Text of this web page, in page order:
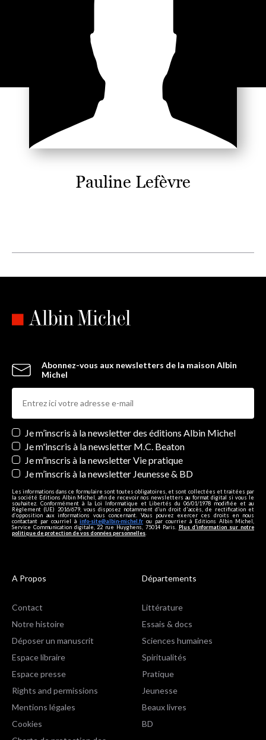
Pauline Lefèvre
Abonnez-vous aux newsletters de la maison Albin
Michel
Newsletters
Je m’inscris à la newsletter des éditions Albin Michel
Je m'inscris à la newsletter M.C. Beaton
Je m’inscris à la newsletter Vie pratique
Je m’inscris à la newsletter Jeunesse & BD
Les informations dans ce formulaire sont toutes obligatoires, et sont collectées et traitées par
la société Editions Albin Michel, afin de recevoir nos newsletters au format digital si vous le
souhaitez. Conformément à la Loi Informatique et Libertés du 06/01/1978 modifiée et au
Règlement (UE) 2016/679, vous disposez notamment d'un droit d'accès, de rectification et
d’opposition aux informations vous concernant. Vous pouvez exercer ces droits en nous
contactant par courriel à info-site@albin-michel.fr ou par courrier à Editions Albin Michel,
Service Communication digitale, 22 rue Huyghens, 75014 Paris. Plus d’information sur notre
politique de protection de vos données personnelles
A Propos
Contact
Notre histoire
Déposer un manuscrit
Espace libraire
Espace presse
Rights and permissions
Mentions légales
Cookies
Départements
Littérature
Essais & docs
Sciences humaines
Spiritualités
Pratique
Jeunesse
Beaux livres
BD